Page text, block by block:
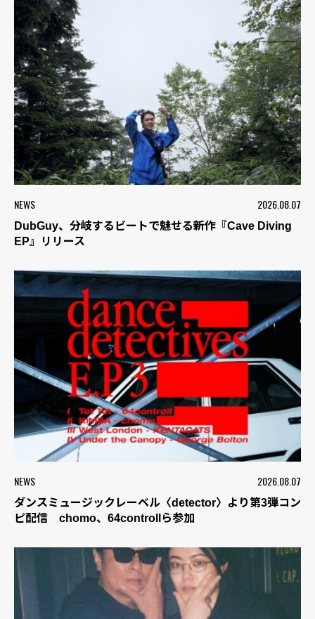
NEWS 2026.08.07
DubGuy、分岐するビートで魅せる新作『Cave Diving
EP』リリース
NEWS 2026.08.07
ダンスミュージックレーベル〈detector〉より第3弾コン
ピ配信 chomo、64controllら参加